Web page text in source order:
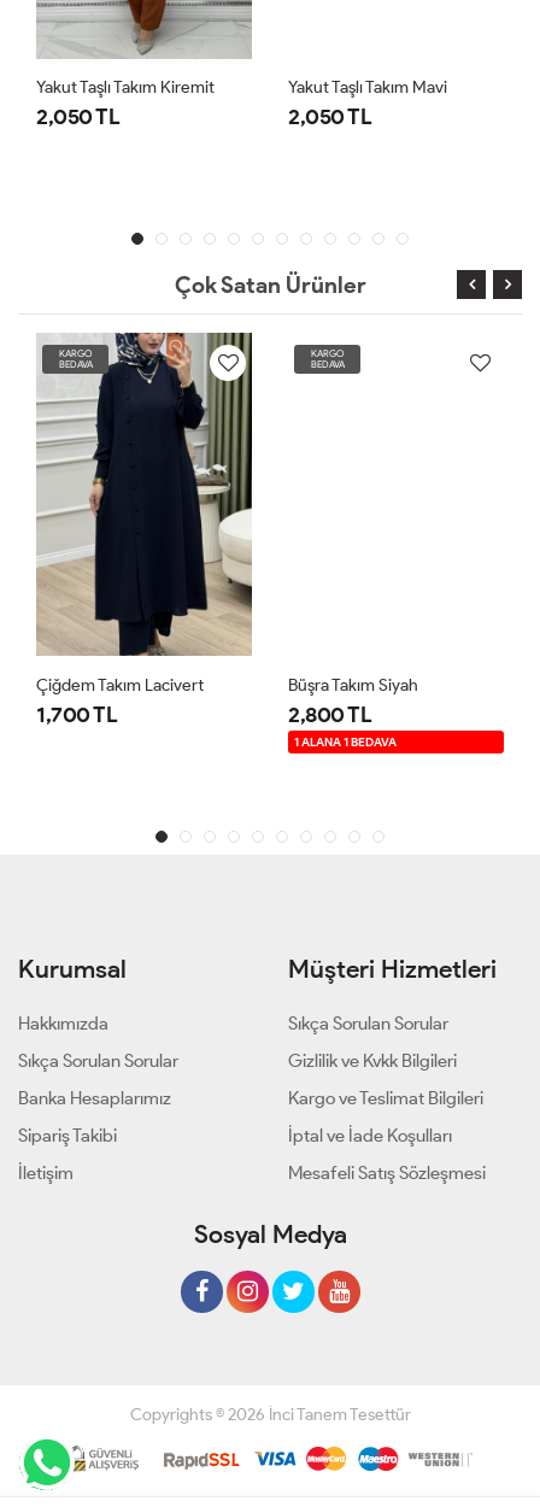
Yakut Taşlı Takım Kiremit
2,050 TL
Yakut Taşlı Takım Mavi
2,050 TL
Çok Satan Ürünler
KARGO
BEDAVA
Çiğdem Takım Lacivert
1,700 TL
KARGO
BEDAVA
Büşra Takım Siyah
2,800 TL
1 ALANA 1 BEDAVA
Kurumsal
Hakkımızda
Sıkça Sorulan Sorular
Banka Hesaplarımız
Sipariş Takibi
İletişim
Müşteri Hizmetleri
Sıkça Sorulan Sorular
Gizlilik ve Kvkk Bilgileri
Kargo ve Teslimat Bilgileri
İptal ve İade Koşulları
Mesafeli Satış Sözleşmesi
Sosyal Medya
Copyrights © 2026 İnci Tanem Tesettür